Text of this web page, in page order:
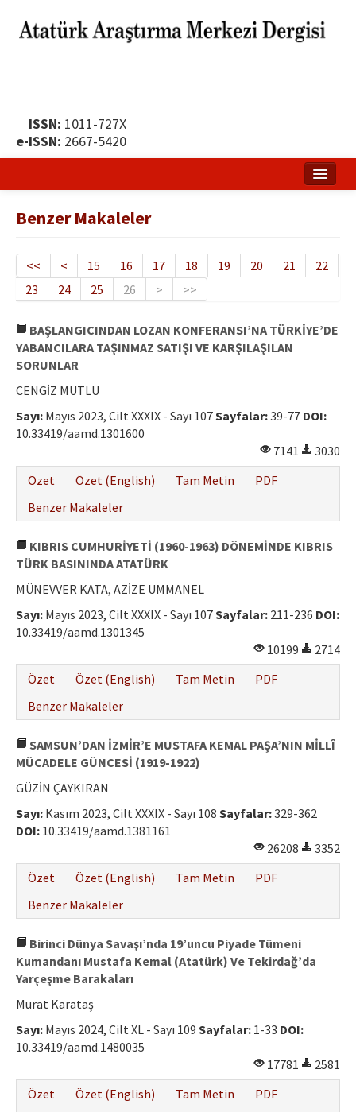
ISSN: 1011-727X
e-ISSN: 2667-5420
Yayın Politikası
Dergi Kurulları
Yayın İlkeleri
Etik İlkeler
Yazar Rehberi
Hakem Rehberi
Benzer Makaleler
<< < 15 16 17 18 19 20 21
22
23
24 25 26 > >>
BAŞLANGICINDAN LOZAN KONFERANSI’NA TÜRKİYE’DE
YABANCILARA TAŞINMAZ SATIŞI VE KARŞILAŞILAN
SORUNLAR
CENGİZ MUTLU
Sayı: Mayıs 2023, Cilt XXXIX - Sayı 107Sayfalar:39-77 DOI:
10.33419/aamd.1301600
7141
3030
Özet
Özet (English) Tam Metin
PDF
Benzer Makaleler
KIBRIS CUMHURİYETİ (1960-1963) DÖNEMİNDE KIBRIS
TÜRK BASININDA ATATÜRK
MÜNEVVER KATA, AZİZE UMMANEL
Sayı: Mayıs 2023, Cilt XXXIX - Sayı 107Sayfalar: 211-236 DOI:
10.33419/aamd.1301345
10199
2714
Özet
Özet (English) Tam Metin
PDF
Benzer Makaleler
SAMSUN’DAN İZMİR’E MUSTAFA KEMAL PAŞA’NIN MİLLÎ
MÜCADELE GÜNCESİ (1919-1922)
GÜZİN ÇAYKIRAN
Sayı: Kasım 2023, Cilt XXXIX - Sayı 108 Sayfalar:329-362
DOI: 10.33419/aamd.1381161
26208
3352
Özet
Özet (English) Tam Metin
PDF
Benzer Makaleler
Birinci Dünya Savaşı’nda 19’uncu Piyade Tümeni
Kumandanı Mustafa Kemal (Atatürk) Ve Tekirdağ’da
Yarçeşme Barakaları
Murat Karataş
Sayı: Mayıs 2024, Cilt XL - Sayı 109 Sayfalar: 1-33 DOI:
10.33419/aamd.1480035
17781
2581
Özet
Özet (English) Tam Metin
PDF